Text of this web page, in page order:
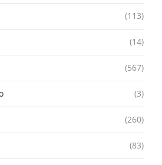
(113)
(14)
(567)
(3)
(260)
(83)